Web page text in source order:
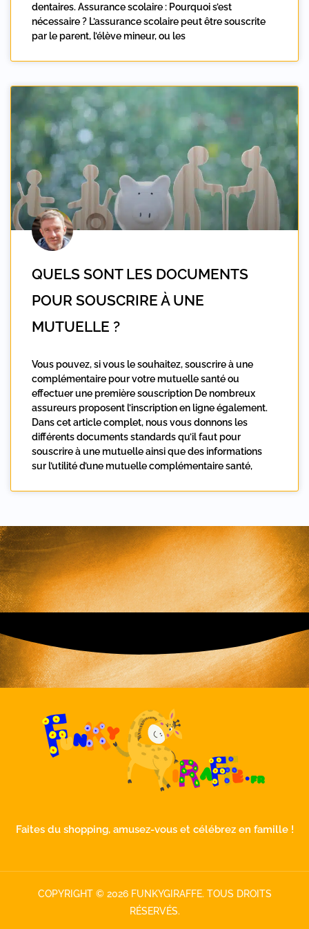
dentaires. Assurance scolaire : Pourquoi s’est
nécessaire ? L’assurance scolaire peut être souscrite
par le parent, l’élève mineur, ou les
QUELS SONT LES DOCUMENTS
POUR SOUSCRIRE À UNE
MUTUELLE ?
Vous pouvez, si vous le souhaitez, souscrire à une
complémentaire pour votre mutuelle santé ou
effectuer une première souscription De nombreux
assureurs proposent l’inscription en ligne également.
Dans cet article complet, nous vous donnons les
différents documents standards qu’il faut pour
souscrire à une mutuelle ainsi que des informations
sur l’utilité d’une mutuelle complémentaire santé,
Faites du shopping, amusez-vous et célébrez en famille !
COPYRIGHT © 2026 FUNKYGIRAFFE. TOUS DROITS
RÉSERVÉS.